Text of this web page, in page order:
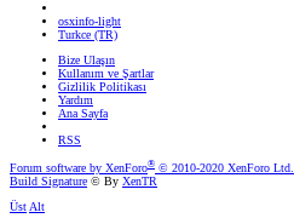
osxinfo-light
Turkce (TR)
Bize Ulaşın
Kullanım ve Şartlar
Gizlilik Politikası
Yardım
Ana Sayfa
RSS
Forum software by XenForo® © 2010-2020 XenForo Ltd.
Build Signature © By XenTR
ÜstAlt